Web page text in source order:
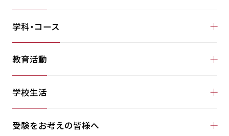
学科・コース
教育活動
学校生活
受験をお考えの皆様へ